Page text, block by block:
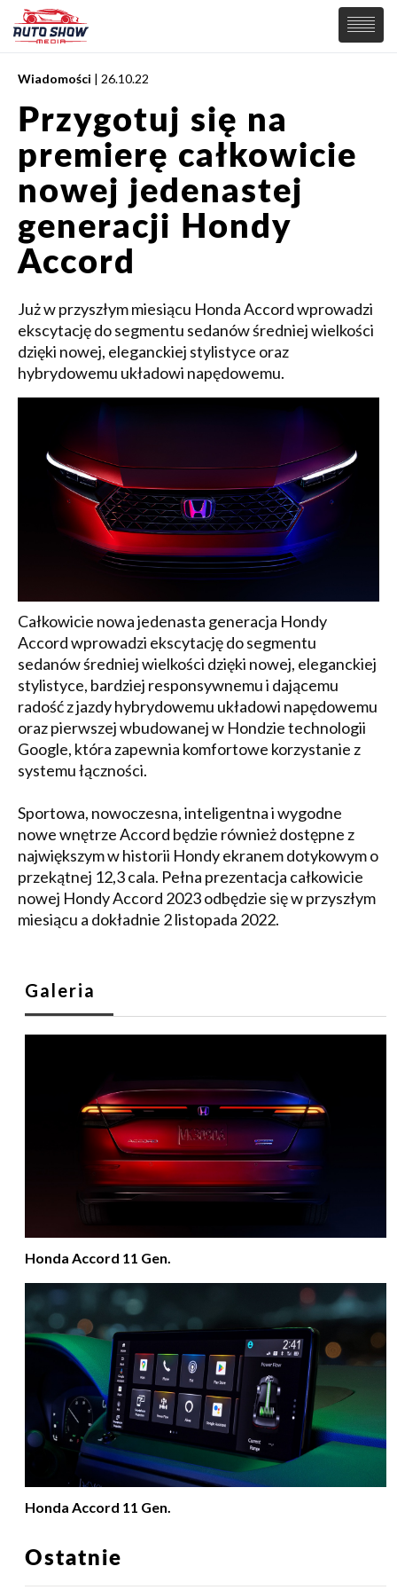
PREMIERY
SAMOCHODY
Wiadomości
Supersamochody
Samochody Koncepcyjne
Tuning
Elektryczne
MOTORSPORT
Wiadomości | 26.10.22
Przygotuj się na
premierę całkowicie
nowej jedenastej
generacji Hondy
Accord
Już w przyszłym miesiącu Honda Accord wprowadzi
ekscytację do segmentu sedanów średniej wielkości
dzięki nowej, eleganckiej stylistyce oraz
hybrydowemu układowi napędowemu.
Całkowicie nowa jedenasta generacja Hondy
Accord wprowadzi ekscytację do segmentu
sedanów średniej wielkości dzięki nowej, eleganckiej
stylistyce, bardziej responsywnemu i dającemu
radość z jazdy hybrydowemu układowi napędowemu
oraz pierwszej wbudowanej w Hondzie technologii
Google, która zapewnia komfortowe korzystanie z
systemu łączności.
Sportowa, nowoczesna, inteligentna i wygodne
nowe wnętrze Accord będzie również dostępne z
największym w historii Hondy ekranem dotykowym o
przekątnej 12,3 cala. Pełna prezentacja całkowicie
nowej Hondy Accord 2023 odbędzie się w przyszłym
miesiącu a dokładnie 2 listopada 2022.
Galeria
Honda Accord 11 Gen.
Honda Accord 11 Gen.
Ostatnie